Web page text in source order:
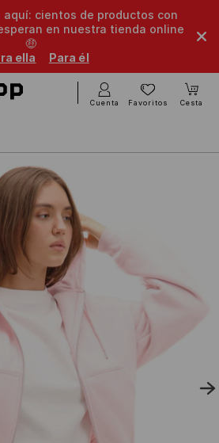
aquí: cientos de productos con
en nuestra tienda online
🤑
ella
Para él
Cuenta Favoritos Cesta